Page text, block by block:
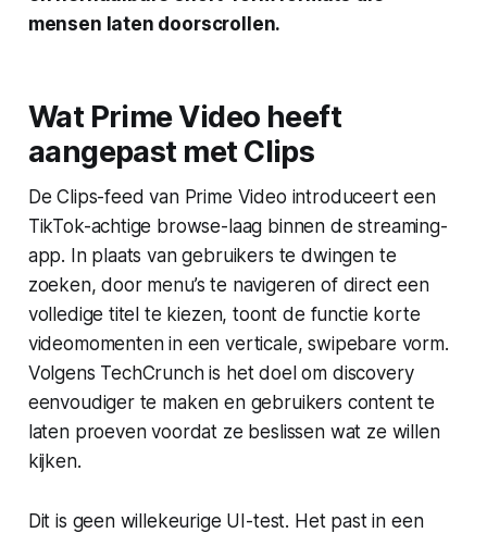
mensen laten doorscrollen.
Wat Prime Video heeft
aangepast met Clips
De Clips-feed van Prime Video introduceert een
TikTok-achtige browse-laag binnen de streaming-
app. In plaats van gebruikers te dwingen te
zoeken, door menu’s te navigeren of direct een
volledige titel te kiezen, toont de functie korte
videomomenten in een verticale, swipebare vorm.
Volgens TechCrunch is het doel om discovery
eenvoudiger te maken en gebruikers content te
laten proeven voordat ze beslissen wat ze willen
kijken.
Dit is geen willekeurige UI-test. Het past in een